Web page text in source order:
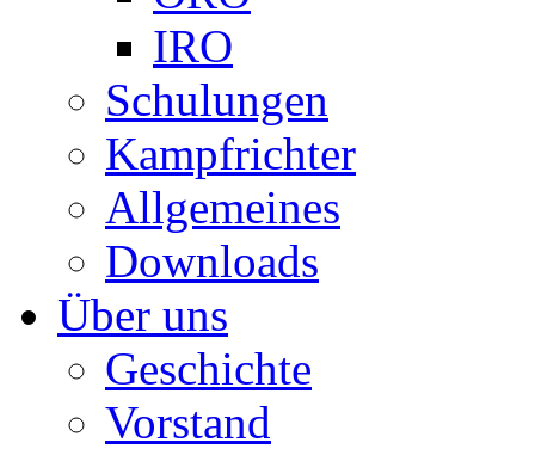
IRO
Schulungen
Kampfrichter
Allgemeines
Downloads
Über uns
Geschichte
Vorstand